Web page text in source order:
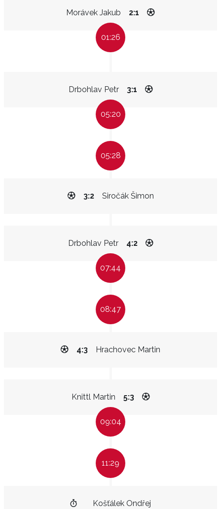
Morávek Jakub 2:1
01:26
Drbohlav Petr 3:1
05:20
05:28
Siročák Šimon
3:2
Drbohlav Petr 4:2
07:44
08:47
Hrachovec Martin
4:3
Knittl Martin 5:3
09:04
11:29
Košťálek Ondřej